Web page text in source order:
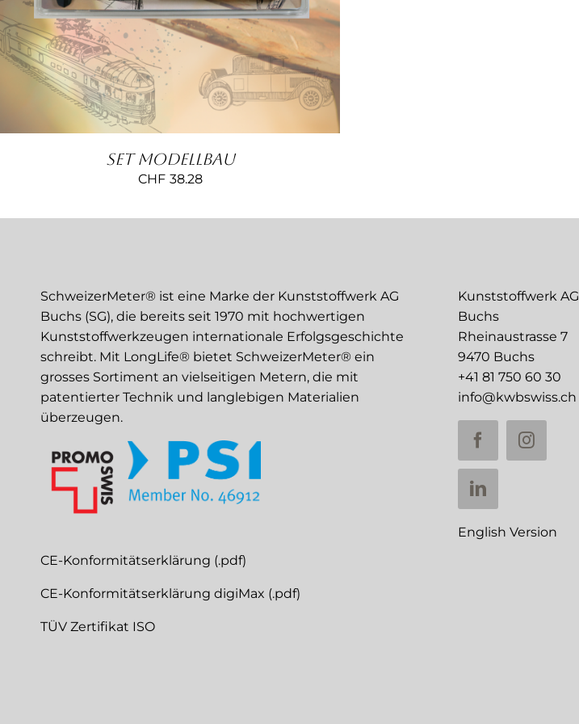
MEHRERE
VARIANTEN
AUF.
OPTIONEN
KÖNNEN
AUF
PRODUKTSEITE
WERDEN
Set Modellbau
CHF 38.28
SchweizerMeter® ist eine Marke der Kunststoffwerk AG
Buchs (SG), die bereits seit 1970 mit hochwertigen
Kunststoffwerkzeugen internationale Erfolgsgeschichte
schreibt. Mit LongLife® bietet SchweizerMeter® ein
grosses Sortiment an vielseitigen Metern, die mit
patentierter Technik und langlebigen Materialien
überzeugen.
CE-Konformitätserklärung (.pdf)
CE-Konformitätserklärung digiMax (.pdf)
TÜV Zertifikat ISO
Kunststoffwerk AG
Buchs
Rheinaustrasse 7
9470 Buchs
+41 81 750 60 30
info@kwbswiss.ch
English Version